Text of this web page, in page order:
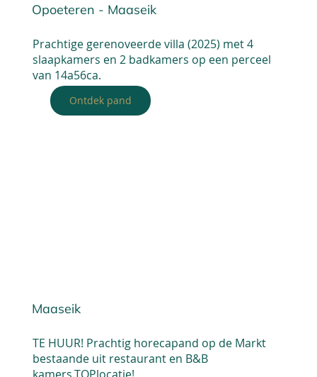
Opoeteren - Maaseik
Prachtige gerenoveerde villa (2025) met 4
slaapkamers en 2 badkamers op een perceel
van 14a56ca.
Ontdek pand
Maaseik
TE HUUR! Prachtig horecapand op de Markt
bestaande uit restaurant en B&B